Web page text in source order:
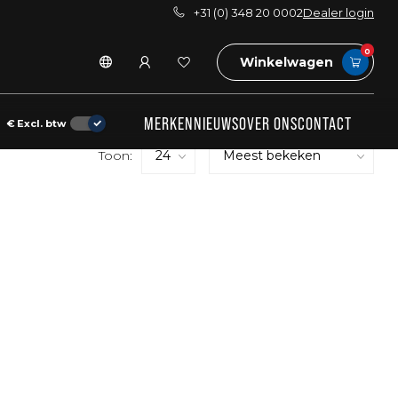
+31 (0) 348 20 0002Dealer login
Winkelwagen
0
€ Excl. btw MERKENNIEUWSOVER ONSCONTACT
Toon: